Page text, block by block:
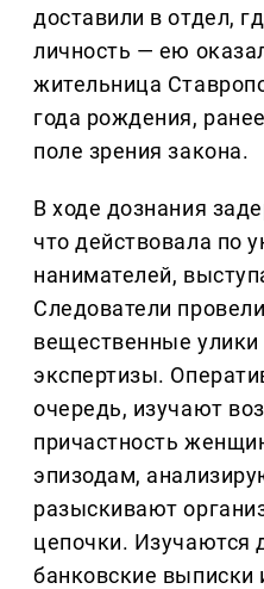
доставили в отдел,
личность — ею
жительница
года рождения,
поле зрения закона.
В ходе дознания
что действовала по
нанимателей,
Следователи
вещественные улики
экспертизы.
очередь, изучают
причастность
эпизодам,
разыскивают
цепочки. Изучаются
банковские выписки